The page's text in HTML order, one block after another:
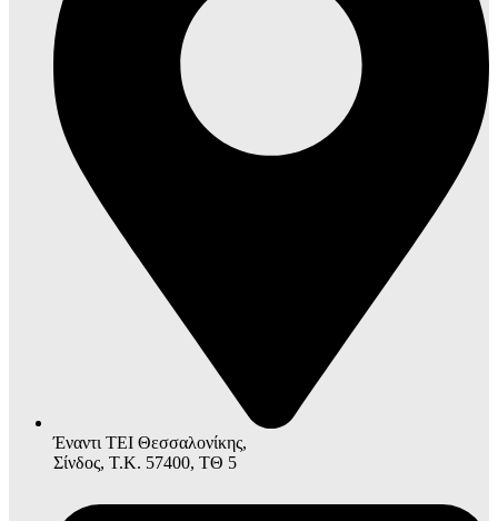
Έναντι ΤΕΙ Θεσσαλονίκης,
Σίνδος, Τ.Κ. 57400, ΤΘ 5